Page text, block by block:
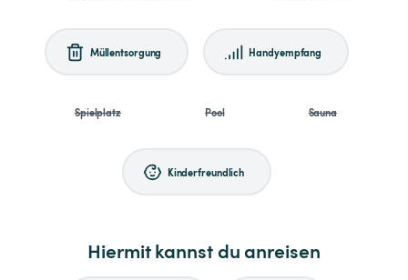
Müllentsorgung Handyempfang
Spielplatz Pool Sauna
Kinderfreundlich
Hiermit kannst du anreisen